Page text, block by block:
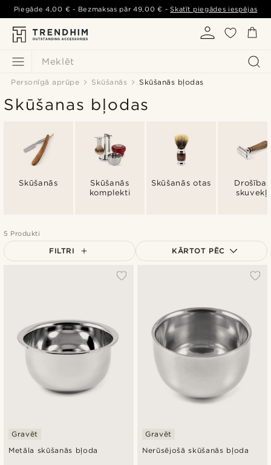
Meklēt
Piegāde4,00 € - Bezmaksas pār49,00 € -Skatīt piegādes iespējas
Personīgā aprūpe Skūšanās Skūšanās bļodas
Skūšanas bļodas
Skūšanās
Skūšanās
komplekti
Skūšanās otas
Drošības
skuvekļi
5 Produkti
FILTRI KĀRTOT PĒC
Zemākā cena
Augstākā cena
Metāla skūšanās bļoda
Gravēt
Nerūsējošā skūšanās bļoda
Gravēt